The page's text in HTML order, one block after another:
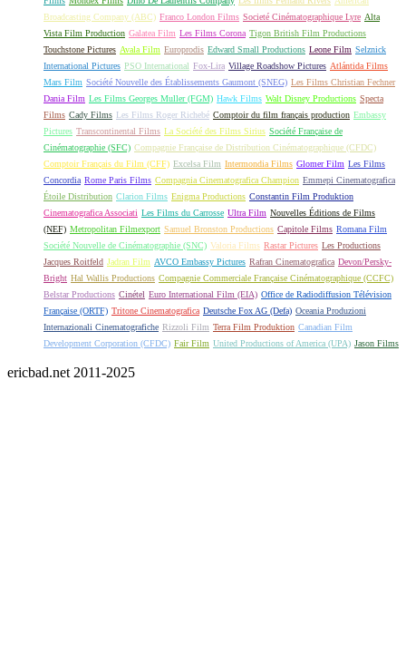
Broadcasting Company (ABC) Franco London Films Societé Cinématographique Lyre Alta
Vista Film Production Galatea Film Les Films Corona Tigon British Film Productions
Touchstone Pictures Avala Film Europrodis Edward Small Productions Leone Film Selznick
International Pictures PSO International Fox-Lira Village Roadshow Pictures Atlántida Films
Mars Film Société Nouvelle des Établissements Gaumont (SNEG) Les Films Christian Fechner
Dania Film Les Films Georges Muller (FGM) Hawk Films Walt Disney Productions Specta
Films Cady Films Les Films Roger Richebé Comptoir du film français production Embassy
Pictures Transcontinental Films La Société des Films Sirius Société Française de
Cinématographie (SFC) Compagnie Française de Distribution Cinématographique (CFDC)
Comptoir Français du Film (CFF) Excelsa Film Intermondia Films Glomer Film Les Films
Concordia Rome Paris Films Compagnia Cinematografica Champion Emmepi Cinematografica
Étoile Distribution Clarion Films Enigma Productions Constantin Film Produktion
Cinematografica Associati Les Films du Carrosse Ultra Film Nouvelles Éditions de Films
(NEF) Metropolitan Filmexport Samuel Bronston Productions Capitole Films Romana Film
Société Nouvelle de Cinématographie (SNC) Valoria Films Rastar Pictures Les Productions
Jacques Roitfeld Jadran Film AVCO Embassy Pictures Rafran Cinematografica Devon/Persky-
Bright Hal Wallis Productions Compagnie Commerciale Française Cinématographique (CCFC)
Belstar Productions Cinétel Euro International Film (EIA) Office de Radiodiffusion Télévision
Française (ORTF) Tritone Cinematografica Deutsche Fox AG (Defa) Oceania Produzioni
Internazionali Cinematografiche Rizzoli Film Terra Film Produktion Canadian Film
Development Corporation (CFDC) Fair Film United Productions of America (UPA) Jason Films
ericbad.net 2011-2025